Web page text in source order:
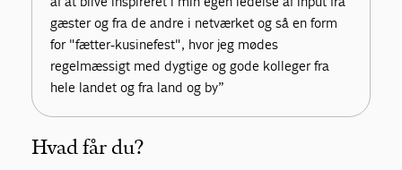
gæster og fra de andre i netværket og så en form
for "fætter-kusinefest", hvor jeg mødes
regelmæssigt med dygtige og gode kolleger fra
hele landet og fra land og by”
Hvad får du?